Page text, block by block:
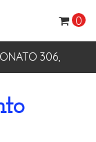
306,
0